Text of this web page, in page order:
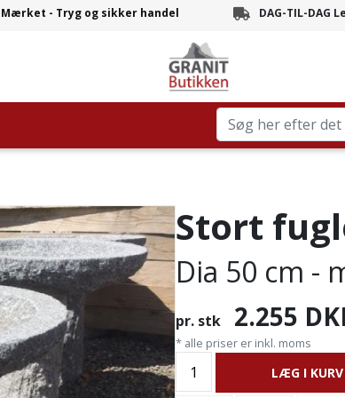
Stort
Dia 50 cm -
pr. stk 2.255
* alle priser er inkl. moms
LÆG I KURV
Mærket - Tryg og sikker handel Branchens
DAG-TIL-DAG